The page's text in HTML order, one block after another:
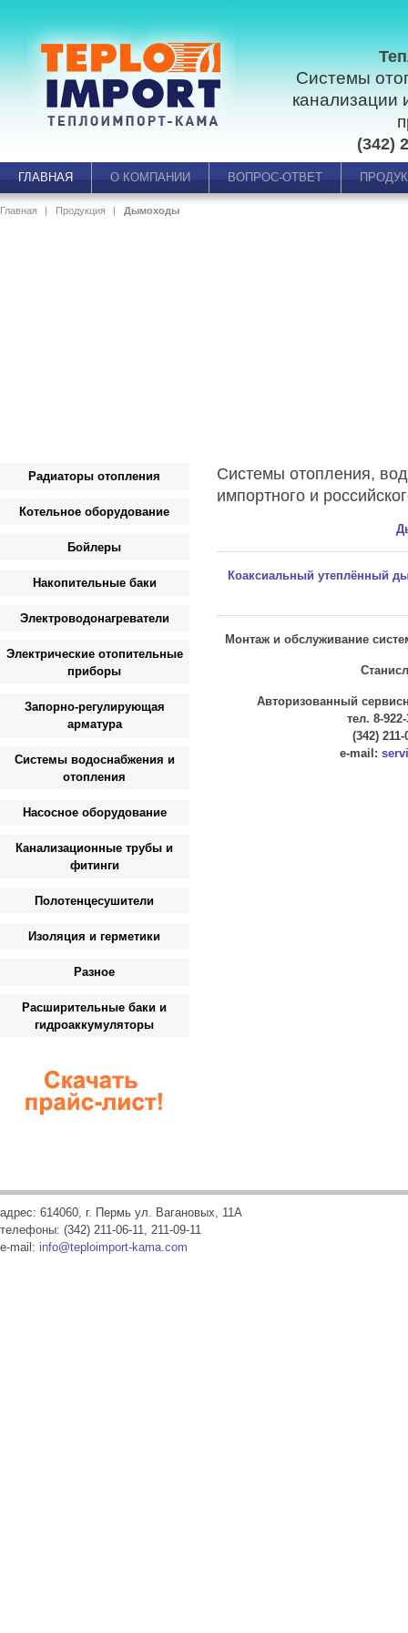
Системы
канализации
(342)
ГЛАВНАЯ О КОМПАНИИ ВОПРОС-ОТВЕТ
Главная Продукция Дымоходы
Системы отопления,
импортного и
Коаксиальный утеплённый
Монтаж и обслуживание
Авторизованный
тел. 8-
(342) 211-
e-mail:
Радиаторы отопления
Котельное оборудование
Бойлеры
Накопительные баки
Электроводонагреватели
Электрические отопительные
приборы
Запорно-регулирующая
арматура
Системы водоснабжения и
отопления
Насосное оборудование
Канализационные трубы и
фитинги
Полотенцесушители
Изоляция и герметики
Разное
Расширительные баки и
гидроаккумуляторы
адрес: 614060, г. Пермь ул. Вагановых, 11А
телефоны: (342) 211-06-11, 211-09-11
e-mail: info@teploimport-kama.com